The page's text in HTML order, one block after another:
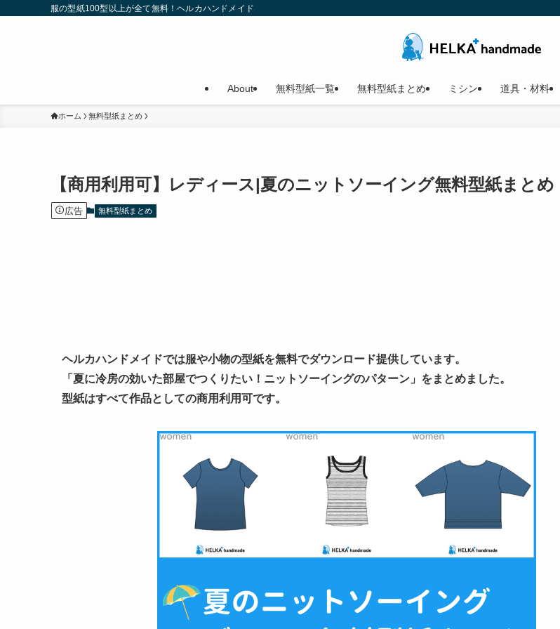
服の型紙100型以上が全て無料！ヘルカハンドメイド
About 無料型紙一覧 無料型紙まとめ ミシン 道具・材料
ホーム 無料型紙まとめ
【商用利用可】レディース|夏のニットソーイング無料型紙まとめ
広告 無料型紙まとめ
ヘルカハンドメイドでは服や小物の型紙を無料でダウンロード提供しています。
「夏に冷房の効いた部屋でつくりたい！ニットソーイングのパターン」をまとめました。
型紙はすべて作品としての商用利用可です。